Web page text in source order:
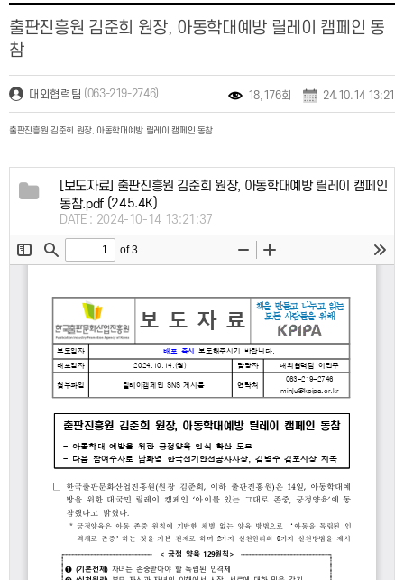
출판진흥원 김준희 원장, 아동학대예방 릴레이 캠페인 동
참
대외협력팀 (063-219-2746) 18,176회 24.10.14 13:21
출판진흥원 김준희 원장, 아동학대예방 릴레이 캠페인 동참
[보도자료] 출판진흥원 김준희 원장, 아동학대예방 릴레이 캠페인
동참.pdf(245.4K)
DATE : 2024-10-14 13:21:37